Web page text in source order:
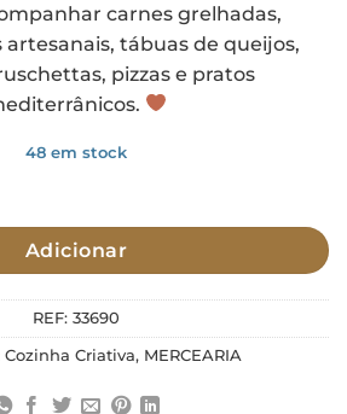
carnes grelhadas,
tábuas de queijos,
pizzas e pratos
48 em stock
230g Prisca
Adicionar
REF: 33690
Cozinha Criativa, MERCEARIA